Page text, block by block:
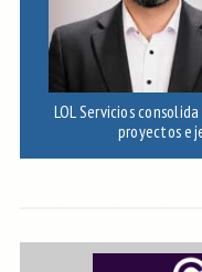
LOL Servicios
proyectos